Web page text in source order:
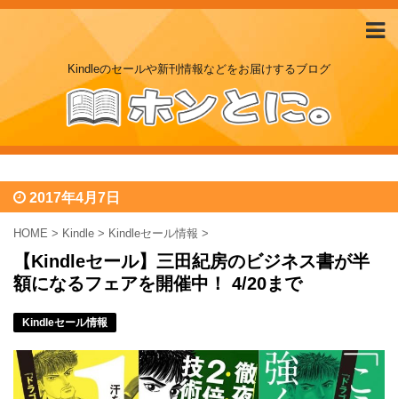
Kindleのセールや新刊情報などをお届けするブログ
2017年4月7日
HOME > Kindle > Kindleセール情報 >
【Kindleセール】三田紀房のビジネス書が半
額になるフェアを開催中！ 4/20まで
Kindleセール情報